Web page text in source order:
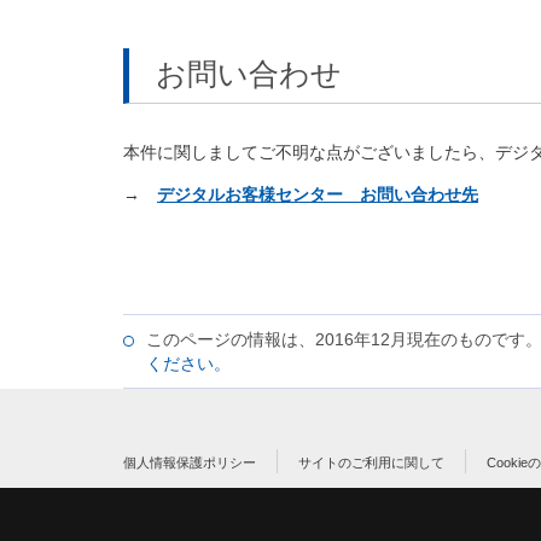
お問い合わせ
本件に関しましてご不明な点がございましたら、デジ
→ デジタルお客様センター お問い合わせ先
このページの情報は、2016年12月現在のものです
ください。
個人情報保護ポリシー サイトのご利用に関して Cookie